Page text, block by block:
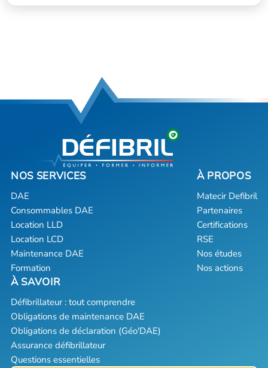
DAE
Consommables DAE
Location LLD
Location LCD
Maintenance DAE
Formation
Matecir Defibril
Partenaires
Certifications
RSE
Nos études
Nos actions
Défibrillateur : tout comprendre
Obligations de maintenance DAE
Obligations de déclaration (Géo'DAE)
Assurance défibrillateur
Questions essentielles